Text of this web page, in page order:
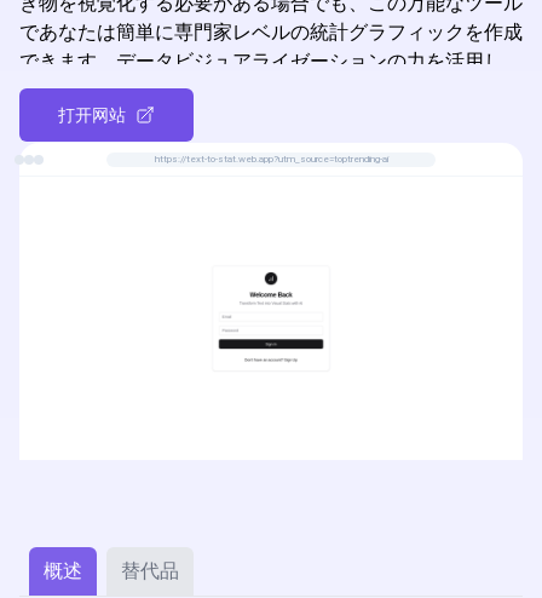
であなたは簡単に専門家レベルの統計グラフィックを作成
できます。データビジュアライゼーションの力を活用し
て、プレゼンテーション、レポート、ソーシャルメディア
の投稿を一段階引き上げましょう。
打开网站
https://text-to-stat.web.app?utm_source=toptrending-ai
概述 替代品